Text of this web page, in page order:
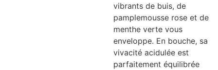
vibrants de buis, de
pamplemousse rose et de
menthe verte vous
enveloppe. En bouche, sa
vivacité acidulée est
parfaitement équilibrée